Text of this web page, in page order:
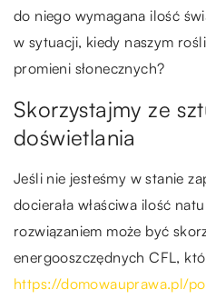
do niego wymagana ilość
w sytuacji, kiedy naszym
promieni słonecznych?
Skorzystajmy ze
doświetlania
Jeśli nie jesteśmy w stanie
docierała właściwa ilość
rozwiązaniem może być
energooszczędnych CFL,
https://domowauprawa.pl/